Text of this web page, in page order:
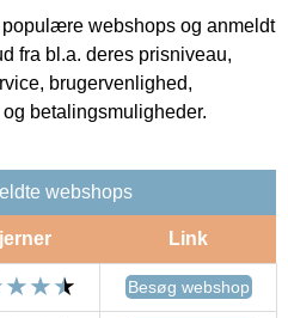
webshops og anmeldt
fra bl.a. deres prisniveau,
brugervenlighed,
betalingsmuligheder.
webshops
Link
Besøg webshop